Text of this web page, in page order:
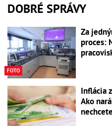
DOBRÉ SPRÁVY
FOTO
Za
proces:
Inflácia
Ako